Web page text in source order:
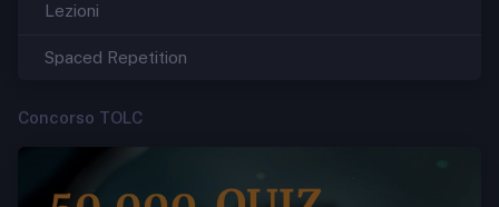
Lezioni
Spaced Repetition
Concorso TOLC